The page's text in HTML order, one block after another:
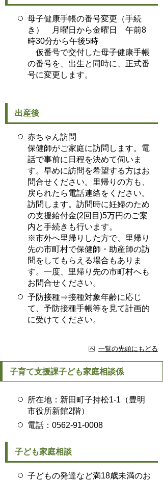
母子健康手帳の番号変更（手続
き） 月曜日から金曜日 午前8
時30分から午後5時
仮番号で交付した母子健康手帳
の番号を、出生と同時に、正式番
号に変更します。
出産後
赤ちゃん訪問
保健師がご家庭に訪問します。電
話で事前に日程を決めて伺いま
す。早めに訪問を希望する方はお
問合せください。里帰りの方も、
戻られたら電話連絡をください。
訪問します。訪問時に妊婦のため
の支援給付金(2回目)5万円のご案
内と手続きも行います。
※市外へ里帰りした方で、里帰り
先の市町村で保健師・助産師の訪
問をしてもらえる場合もありま
す。一度、里帰り先の市町村へも
お問合せください。
予防接種⇒接種対象年齢に応じ
て、予防接種手帳等を見て計画的
に受けてください。
一覧の先頭にもどる
子育て支援課子ども家庭相談係
所在地：新田町子持松1-1（豊明
市役所新館2階）
電話：0562-91-0008
子ども家庭相談
子どもの発達など満18歳未満のお